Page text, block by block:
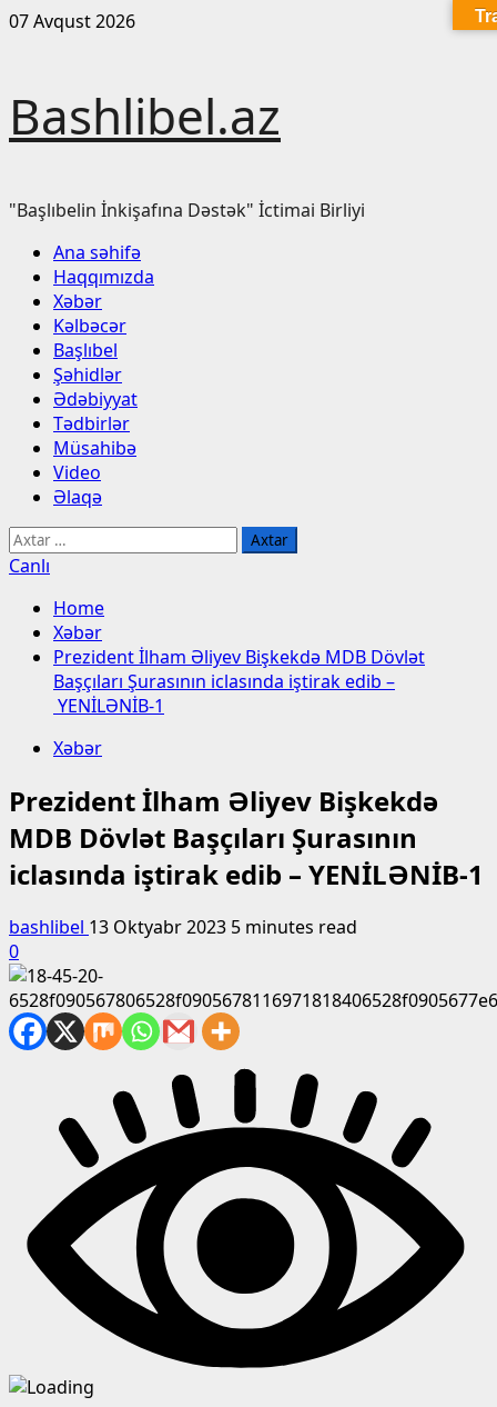
Skip
07 Avqust 2026
Bashlibel.az
"Başlıbelin İnkişafına Dəstək" İctimai Birliyi
Primary
Menu
Ana səhifə
Haqqımızda
Xəbər
Kəlbəcər
Başlıbel
Şəhidlər
Ədəbiyyat
Tədbirlər
Müsahibə
Video
Əlaqə
Axtarış:
Canlı
Home
Xəbər
Prezident İlham Əliyev Bişkekdə MDB Dövlət
Başçıları Şurasının iclasında iştirak edib –
YENİLƏNİB-1
Xəbər
Prezident İlham Əliyev Bişkekdə
MDB Dövlət Başçıları Şurasının
iclasında iştirak edib – YENİLƏNİB-1
bashlibel 13 Oktyabr 2023 5 minutes read
0